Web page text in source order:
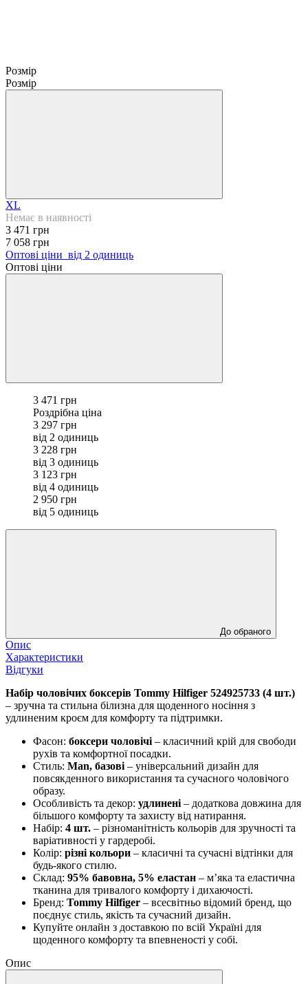
Розмір
Розмір
XL
Немає в наявності
3 471 грн
7 058 грн
Оптові ціни від 2 одиниць
Оптові ціни
3 471 грн
Роздрібна ціна
3 297 грн
від 2 одиниць
3 228 грн
від 3 одиниць
3 123 грн
від 4 одиниць
2 950 грн
від 5 одиниць
До обраного
Опис
Характеристики
Відгуки
Набір чоловічих боксерів Tommy Hilfiger 524925733 (4 шт.)
– зручна та стильна білизна для щоденного носіння з
удлиненим кроєм для комфорту та підтримки.
Фасон: боксери чоловічі – класичний крій для свободи
рухів та комфортної посадки.
Стиль: Man, базові – універсальний дизайн для
повсякденного використання та сучасного чоловічого
образу.
Особливість та декор: удлинені – додаткова довжина для
більшого комфорту та захисту від натирання.
Набір: 4 шт. – різноманітність кольорів для зручності та
варіативності у гардеробі.
Колір: різні кольори – класичні та сучасні відтінки для
будь-якого стилю.
Склад: 95% бавовна, 5% еластан – м’яка та еластична
тканина для тривалого комфорту і дихаючості.
Бренд: Tommy Hilfiger – всесвітньо відомий бренд, що
поєднує стиль, якість та сучасний дизайн.
Купуйте онлайн з доставкою по всій Україні для
щоденного комфорту та впевненості у собі.
Опис